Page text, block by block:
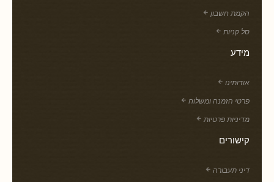
הקמת חשבון
סל קניות
מידע
אודותינו
פרטי הזמנה ומשלוח
מדיניות פרטיות
קישורים
דיני תעבורה